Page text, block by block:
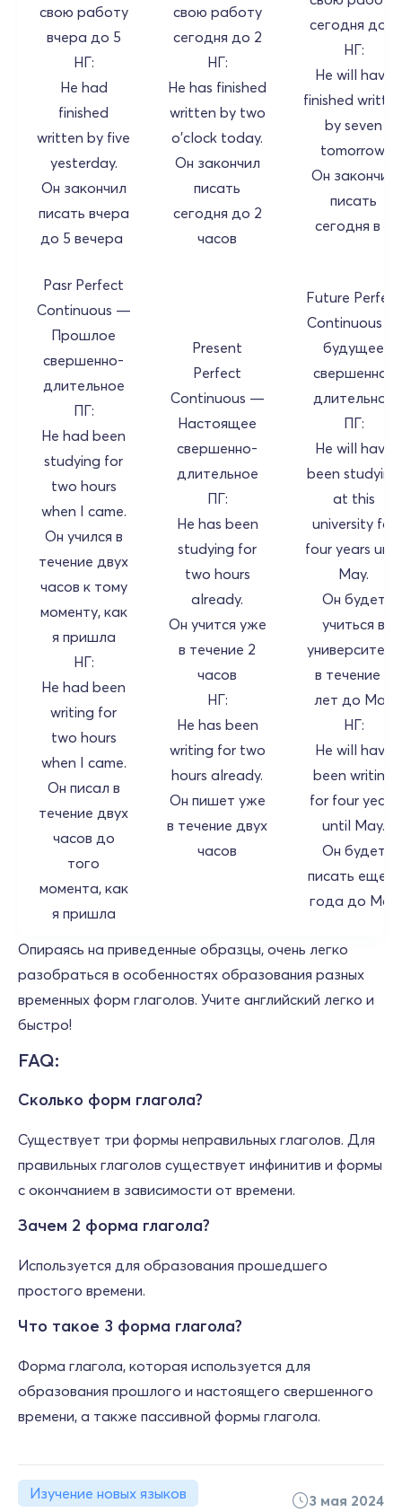
свою работу
вчера до 5
НГ:
He had
finished
written by five
yesterday.
Он закончил
писать вчера
до 5 вечера
свою работу
сегодня до 2
НГ:
He has finished
written by two
o'clock today.
Он закончил
писать
сегодня до 2
часов
сегодня до 7
НГ:
He will have
finished
by seven
tomorrow.
Он закончит
писать
сегодня в 7
Pasr Perfect
Continuous —
Прошлое
свершенно-
длительное
ПГ:
He had been
studying for
two hours
when I came.
Он учился в
течение двух
часов к тому
моменту, как
я пришла
НГ:
He had been
writing for
two hours
when I came.
Он писал в
течение двух
часов до
того
момента, как
я пришла
Present
Perfect
Continuous —
Настоящее
свершенно-
длительное
ПГ:
He has been
studying for
two hours
already.
Он учится уже
в течение 2
часов
НГ:
He has been
writing for two
hours already.
Он пишет уже
в течение двух
часов
Future Perfect
Continuous —
будущее
свершенно-
длительное
ПГ:
He will have
been studying
at this
university for
four years until
May.
Он будет
учиться в
университете
в течение 4
лет до Мая
НГ:
He will have
been writing
for four years
until May.
Он будет
писать еще 4
года до Мая
Опираясь на приведенные образцы, очень легко
разобраться в особенностях образования разных
временных форм глаголов. Учите английский легко и
быстро!
FAQ:
Сколько форм глагола?
Существует три формы неправильных глаголов. Для
правильных глаголов существует инфинитив и формы
с окончанием в зависимости от времени.
Зачем 2 форма глагола?
Используется для образования прошедшего
простого времени.
Что такое 3 форма глагола?
Форма глагола, которая используется для
образования прошлого и настоящего свершенного
времени, а также пассивной формы глагола.
Изучение новых языков 3 мая 2024